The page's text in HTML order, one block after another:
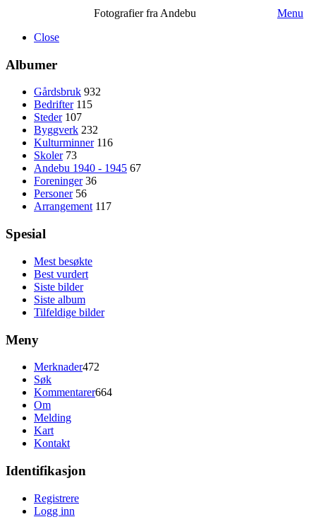
Fotografier fra Andebu
Menu
Close
Albumer
Gårdsbruk 932
Bedrifter 115
Steder 107
Byggverk 232
Kulturminner 116
Skoler 73
Andebu 1940 - 1945 67
Foreninger 36
Personer 56
Arrangement 117
Spesial
Mest besøkte
Best vurdert
Siste bilder
Siste album
Tilfeldige bilder
Meny
Merknader472
Søk
Kommentarer664
Om
Melding
Kart
Kontakt
Identifikasjon
Registrere
Logg inn